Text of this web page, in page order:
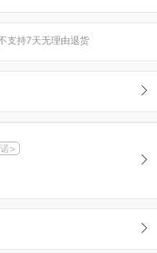
支持7天无理由退货
>